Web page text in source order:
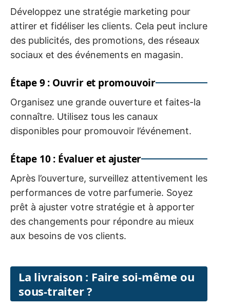
Développez une stratégie marketing pour
attirer et fidéliser les clients. Cela peut inclure
des publicités, des promotions, des réseaux
sociaux et des événements en magasin.
Étape 9 : Ouvrir et promouvoir
Organisez une grande ouverture et faites-la
connaître. Utilisez tous les canaux
disponibles pour promouvoir l’événement.
Étape 10 : Évaluer et ajuster
Après l’ouverture, surveillez attentivement les
performances de votre parfumerie. Soyez
prêt à ajuster votre stratégie et à apporter
des changements pour répondre au mieux
aux besoins de vos clients.
La livraison : Faire soi-même ou
sous-traiter ?